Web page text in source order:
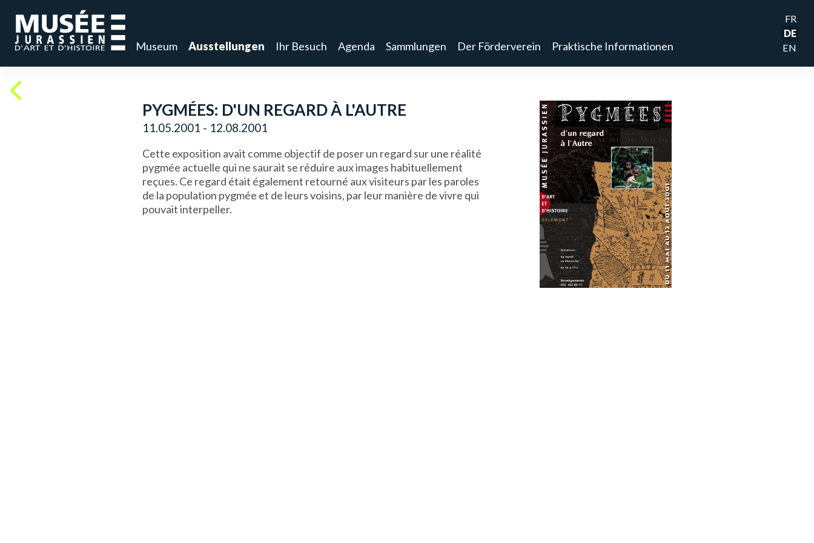
Museum Ausstellungen Ihr Besuch Agenda Sammlungen Der Förderverein Praktische Informationen
FR
DE
EN
PYGMÉES: D'UN REGARD À L'AUTRE
11.05.2001 - 12.08.2001
Cette exposition avait comme objectif de poser un regard sur une réalité
pygmée actuelle qui ne saurait se réduire aux images habituellement
reçues. Ce regard était également retourné aux visiteurs par les paroles
de la population pygmée et de leurs voisins, par leur manière de vivre qui
pouvait interpeller.